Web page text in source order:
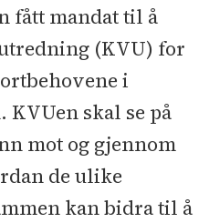
fått mandat til å
(KVU) for
i
KVUen skal se på
mot og gjennom
de ulike
kan bidra til å